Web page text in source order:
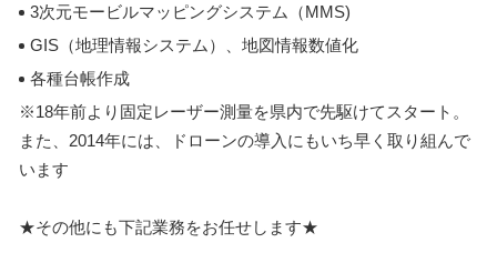
3次元モービルマッピングシステム（MMS)
GIS（地理情報システム）、地図情報数値化
各種台帳作成
※18年前より固定レーザー測量を県内で先駆けてスタート。
また、2014年には、ドローンの導入にもいち早く取り組んで
います
★その他にも下記業務をお任せします★